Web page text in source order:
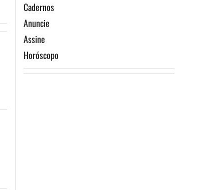
Cadernos
Anuncie
Assine
Horóscopo